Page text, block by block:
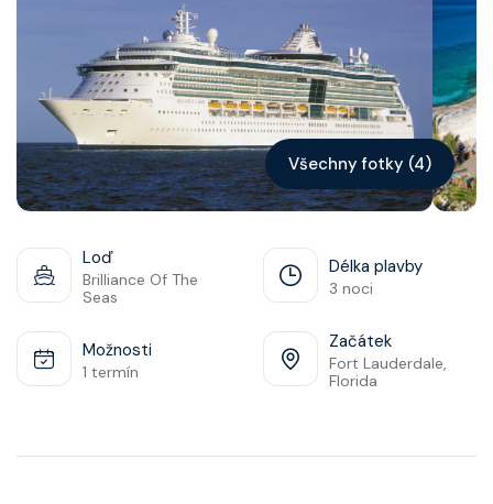
Vyhledat plavbu
Všechny fotky (4)
Loď
Brilliance Of The
Seas
Délka plavby
3 noci
Možnosti
1 termín
Začátek
Fort Lauderdale,
Florida